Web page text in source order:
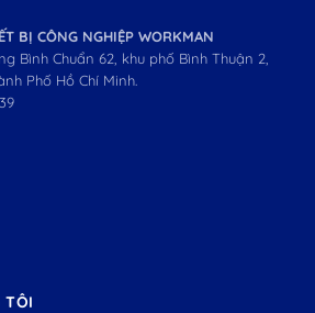
BỊ CÔNG NGHIỆP WORKMAN
Bình Chuẩn 62, khu phố Bình Thuận 2,
Phố Hồ Chí Minh.
TÔI